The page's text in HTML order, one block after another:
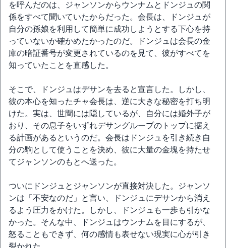
を呼んだのは、ジャンソンからウンナムとドンジュの関
係をすべて聞いていたからだった。会長は、ドンジュが
自分の孫娘を利用して簡単に成功しようとする下心を持
っていないか確かめたかったのだ。ドンジュは会長の金
庫の暗証番号が変更されているのを見て、彼がすべてを
知っていたことを直感した。
そこで、ドンジュはデサンを去ると宣言した。しかし、
彼の本心を知ったチャ会長は、逆に大きな秘密を打ち明
けた。実は、世間には隠しているが、自分には婚外子が
おり、その息子をいずれデサングループのトップに据え
る計画があるというのだ。会長はドンジュを引き続き自
分の駒として使うことを決め、彼に大量の金塊を持たせ
てジャンソンのもとへ送った。
ついにドンジュとジャンソンが直接対決した。ジャンソ
ンは「不安なのだ」と言い、ドンジュにデサンから消え
るよう圧力をかけた。しかし、ドンジュも一歩も引かな
かった。そんな中、ドンジュはウンナムを目にするが、
怒ることもできず、何の感情も表せない現実に心が引き
裂かれた。